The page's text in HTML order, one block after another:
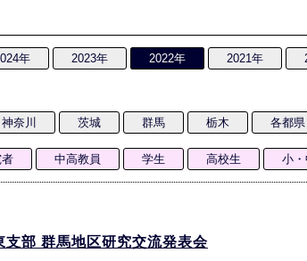
年 2023年 2022年 2021年
神奈川 茨城 群馬 栃木 各都県
中高教員 学生 高校生 小
部 群馬地区研究交流発表会